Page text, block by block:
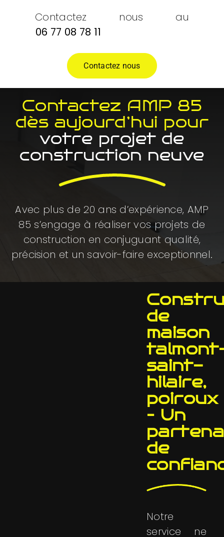
Contactez nous au
06 77 08 78 11
Contactez nous
Contactez AMP 85
dès aujourd’hui pour
votre projet de
construction neuve
Avec plus de 20 ans d’expérience, AMP
85 s’engage à réaliser vos projets de
construction en conjuguant qualité,
précision et un savoir-faire exceptionnel.
de
maison
saint-
hilaire,
poiroux
– Un
de
Notre
service ne